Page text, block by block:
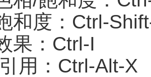
和度：Ctrl-
果：Ctrl-I
用：Ctrl-Alt-X